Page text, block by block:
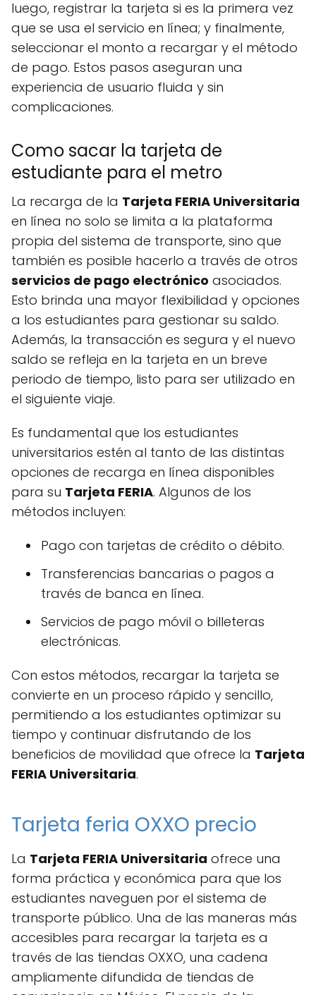
luego, registrar la tarjeta si es la primera vez
que se usa el servicio en línea; y finalmente,
seleccionar el monto a recargar y el método
de pago. Estos pasos aseguran una
experiencia de usuario fluida y sin
complicaciones.
Como sacar la tarjeta de
estudiante para el metro
La recarga de la Tarjeta FERIA Universitaria
en línea no solo se limita a la plataforma
propia del sistema de transporte, sino que
también es posible hacerlo a través de otros
servicios de pago electrónico asociados.
Esto brinda una mayor flexibilidad y opciones
a los estudiantes para gestionar su saldo.
Además, la transacción es segura y el nuevo
saldo se refleja en la tarjeta en un breve
periodo de tiempo, listo para ser utilizado en
el siguiente viaje.
Es fundamental que los estudiantes
universitarios estén al tanto de las distintas
opciones de recarga en línea disponibles
para su Tarjeta FERIA. Algunos de los
métodos incluyen:
Pago con tarjetas de crédito o débito.
Transferencias bancarias o pagos a
través de banca en línea.
Servicios de pago móvil o billeteras
electrónicas.
Con estos métodos, recargar la tarjeta se
convierte en un proceso rápido y sencillo,
permitiendo a los estudiantes optimizar su
tiempo y continuar disfrutando de los
beneficios de movilidad que ofrece la Tarjeta
FERIA Universitaria.
Tarjeta feria OXXO precio
La Tarjeta FERIA Universitaria ofrece una
forma práctica y económica para que los
estudiantes naveguen por el sistema de
transporte público. Una de las maneras más
accesibles para recargar la tarjeta es a
través de las tiendas OXXO, una cadena
ampliamente difundida de tiendas de